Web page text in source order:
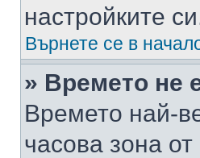
настройките
Върнете се в
» Времето не
Времето най-
часова зона